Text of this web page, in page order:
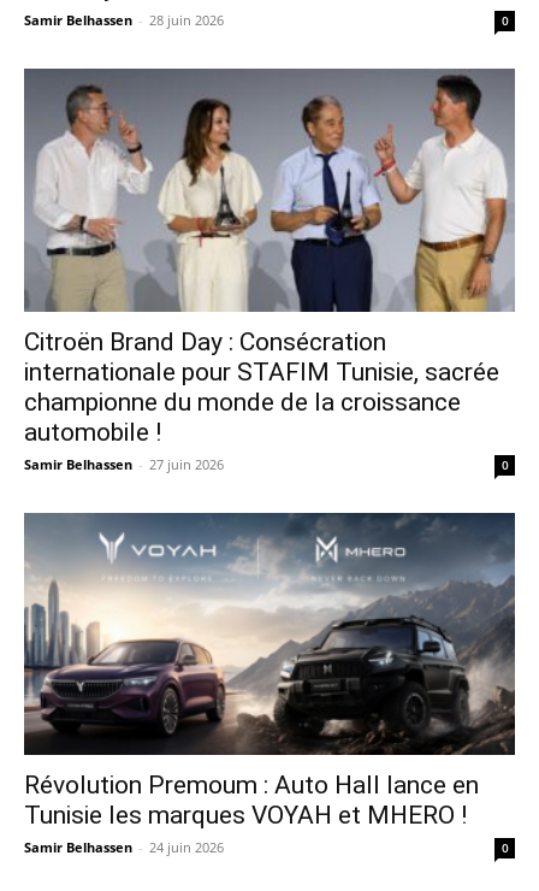
Samir Belhassen - 28 juin 2026 0
Citroën Brand Day : Consécration
internationale pour STAFIM Tunisie, sacrée
championne du monde de la croissance
automobile !
Samir Belhassen - 27 juin 2026 0
Révolution Premoum : Auto Hall lance en
Tunisie les marques VOYAH et MHERO !
Samir Belhassen - 24 juin 2026 0